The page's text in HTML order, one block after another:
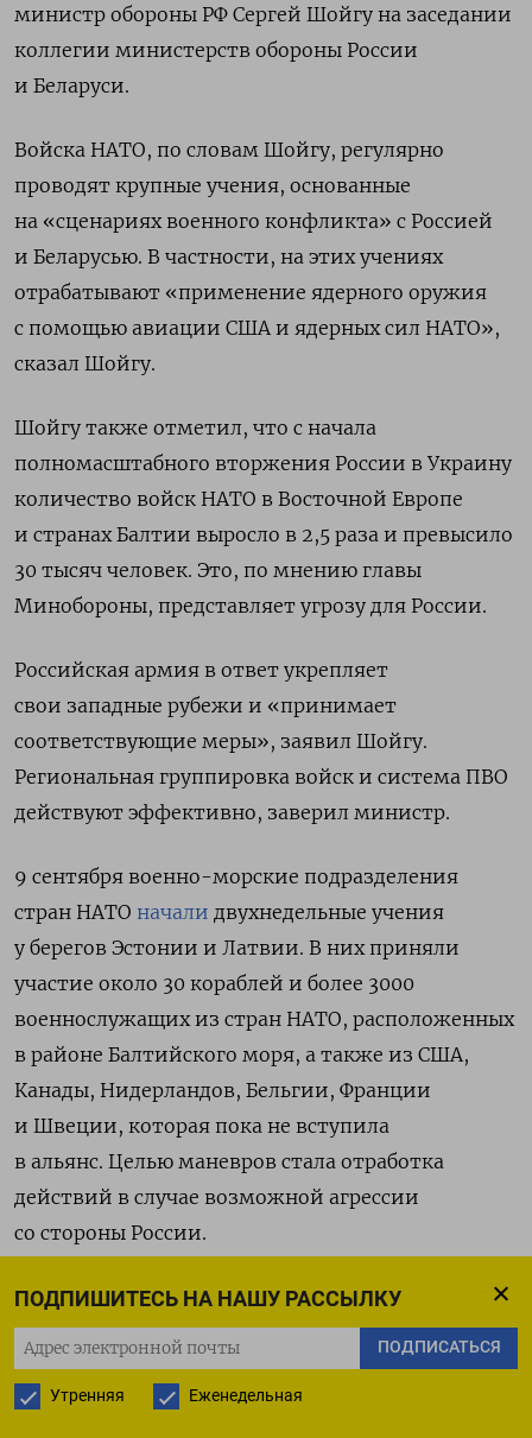
ПОДПИШИТЕСЬ НА НАШУ РАССЫЛКУ
ПОДПИСАТЬСЯ
Утренняя Еженедельная
министр обороны РФ Сергей Шойгу на заседании
коллегии министерств обороны России
и Беларуси.
Войска НАТО, по словам Шойгу, регулярно
проводят крупные учения, основанные
на «сценариях военного конфликта» с Россией
и Беларусью. В частности, на этих учениях
отрабатывают «применение ядерного оружия
с помощью авиации США и ядерных сил НАТО»,
сказал Шойгу.
Шойгу также отметил, что с начала
полномасштабного вторжения России в Украину
количество войск НАТО в Восточной Европе
и странах Балтии выросло в 2,5 раза и превысило
30 тысяч человек. Это, по мнению главы
Минобороны, представляет угрозу для России.
Российская армия в ответ укрепляет
свои западные рубежи и «принимает
соответствующие меры», заявил Шойгу.
Региональная группировка войск и система ПВО
действуют эффективно, заверил министр.
9 сентября военно-морские подразделения
стран НАТО начали двухнедельные учения
у берегов Эстонии и Латвии. В них приняли
участие около 30 кораблей и более 3000
военнослужащих из стран НАТО, расположенных
в районе Балтийского моря, а также из США,
Канады, Нидерландов, Бельгии, Франции
и Швеции, которая пока не вступила
в альянс. Целью маневров стала отработка
действий в случае возможной агрессии
со стороны России.
11 сентября пятидневные учения в Черном море
и дельте реки Дунайначали военно-морские
силы Румынии и США. В мероприятиях
также принимали участие подразделения